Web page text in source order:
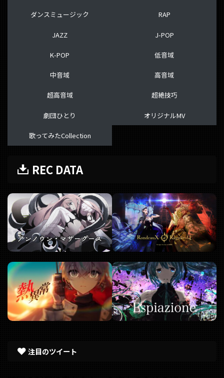
ダンスミュージック
JAZZ
K-POP
中音域
超高音域
劇団ひとり
歌ってみたCollection
RAP
J-POP
低音域
高音域
超絶技巧
オリジナルMV
REC DATA
注目のツイート